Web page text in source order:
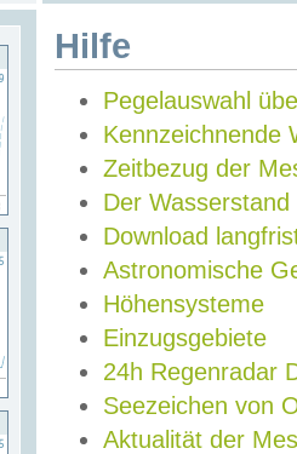
Hilfe
Pegelauswahl
Kennzeichnende
Zeitbezug der
Der Wasserstand
Download
Astronomische
Höhensysteme
Einzugsgebiete
24h Regenradar
Seezeichen von
Aktualität der